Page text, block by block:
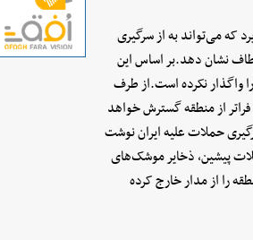
که می‌تواند به از سرگیری
نشان دهد.بر اساس این
واگذار نکرده است.از طرف
از منطقه گسترش خواهد
حملات علیه ایران نوشت
پیشین، ذخایر موشک‌های
را از مدار خارج کرده